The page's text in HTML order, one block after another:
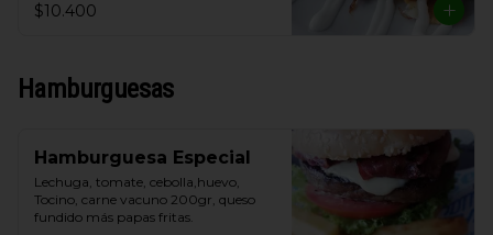
$10.400
Hamburguesas
Hamburguesa Especial
Lechuga, tomate, cebolla,huevo,
Tocino, carne vacuno 200gr, queso
fundido más papas fritas.